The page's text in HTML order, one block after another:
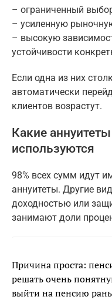
– ограниченный
– усиленную
– высокую
устойчивости
Если одна из них
автоматически
клиентов возрастут.
Какие
используются
98% всех сумм идут
аннуитеты. Другие
доходностью или
занимают доли
Причина проста:
решать очень
выйти на пенсию